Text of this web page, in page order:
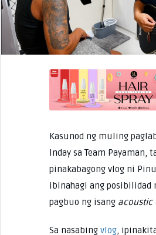
Kasunod ng muling
Inday sa Team Payaman,
pinakabagong vlog ni
ibinahagi ang posibilidad
pagbuo ng isang acoustic
Sa nasabing vlog,